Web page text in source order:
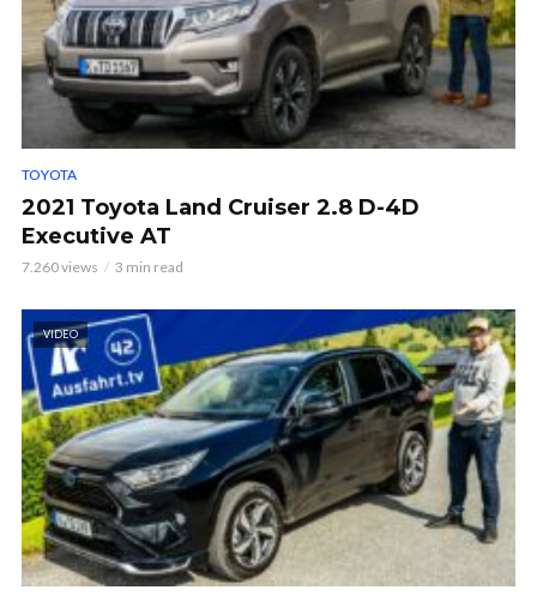
TOYOTA
2021 Toyota Land Cruiser 2.8 D-4D
Executive AT
7.260 views 3 min read
VIDEO